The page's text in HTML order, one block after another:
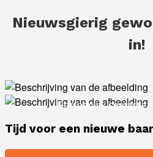
Nieuwsgierig
in!
Schrijf je in en vind de
Persoonlijk contact
– de koffie staat
Tijd voor een nieuwe